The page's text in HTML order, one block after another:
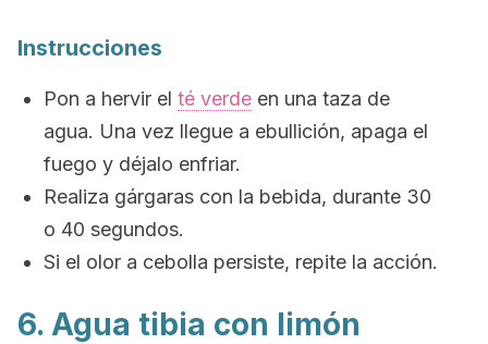
Instrucciones
Pon a hervir el té verde en una taza de
agua. Una vez llegue a ebullición, apaga el
fuego y déjalo enfriar.
Realiza gárgaras con la bebida, durante 30
o 40 segundos.
Si el olor a cebolla persiste, repite la acción.
6. Agua tibia con limón